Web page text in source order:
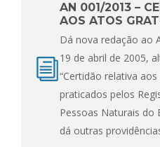
AN 001/2013 –
AOS ATOS
Dá nova redação ao
19 de abril de 2005,
“Certidão relativa
praticados pelos
Pessoas Naturais do
dá outras